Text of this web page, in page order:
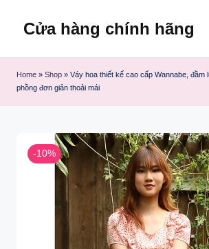
Cửa hàng chính hãng
Home » Shop » Váy hoa thiết kế cao cấp Wannabe, đầm
phồng đơn giản thoải mái
-10%